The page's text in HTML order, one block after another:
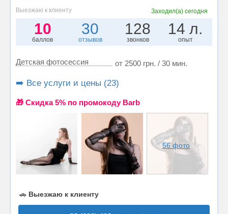
Выезжаю к клиенту Заходил(а)сегодня
10
баллов
30
отзывов
128
звонков
14 л.
опыт
Детская фотосессия от 2500 грн. / 30 мин.
➡️ Все услуги и цены (23)
🎁 Cкидка 5% по промокоду Barb
56 фото
🚗 Выезжаю к клиенту